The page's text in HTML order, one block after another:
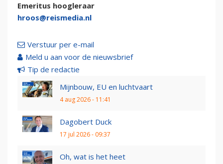
Emeritus hoogleraar
hroos@reismedia.nl
Verstuur per e-mail
Meld u aan voor de nieuwsbrief
Tip de redactie
Mijnbouw, EU en luchtvaart
4 aug 2026 - 11:41
Dagobert Duck
17 jul 2026 - 09:37
Oh, wat is het heet